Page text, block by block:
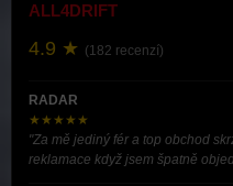
ALL4DRIFT
4.9 ★ (182 recenzí)
RADAR
★★★★★
"Za mě jediný fér a top obchod
reklamace když jsem špatně